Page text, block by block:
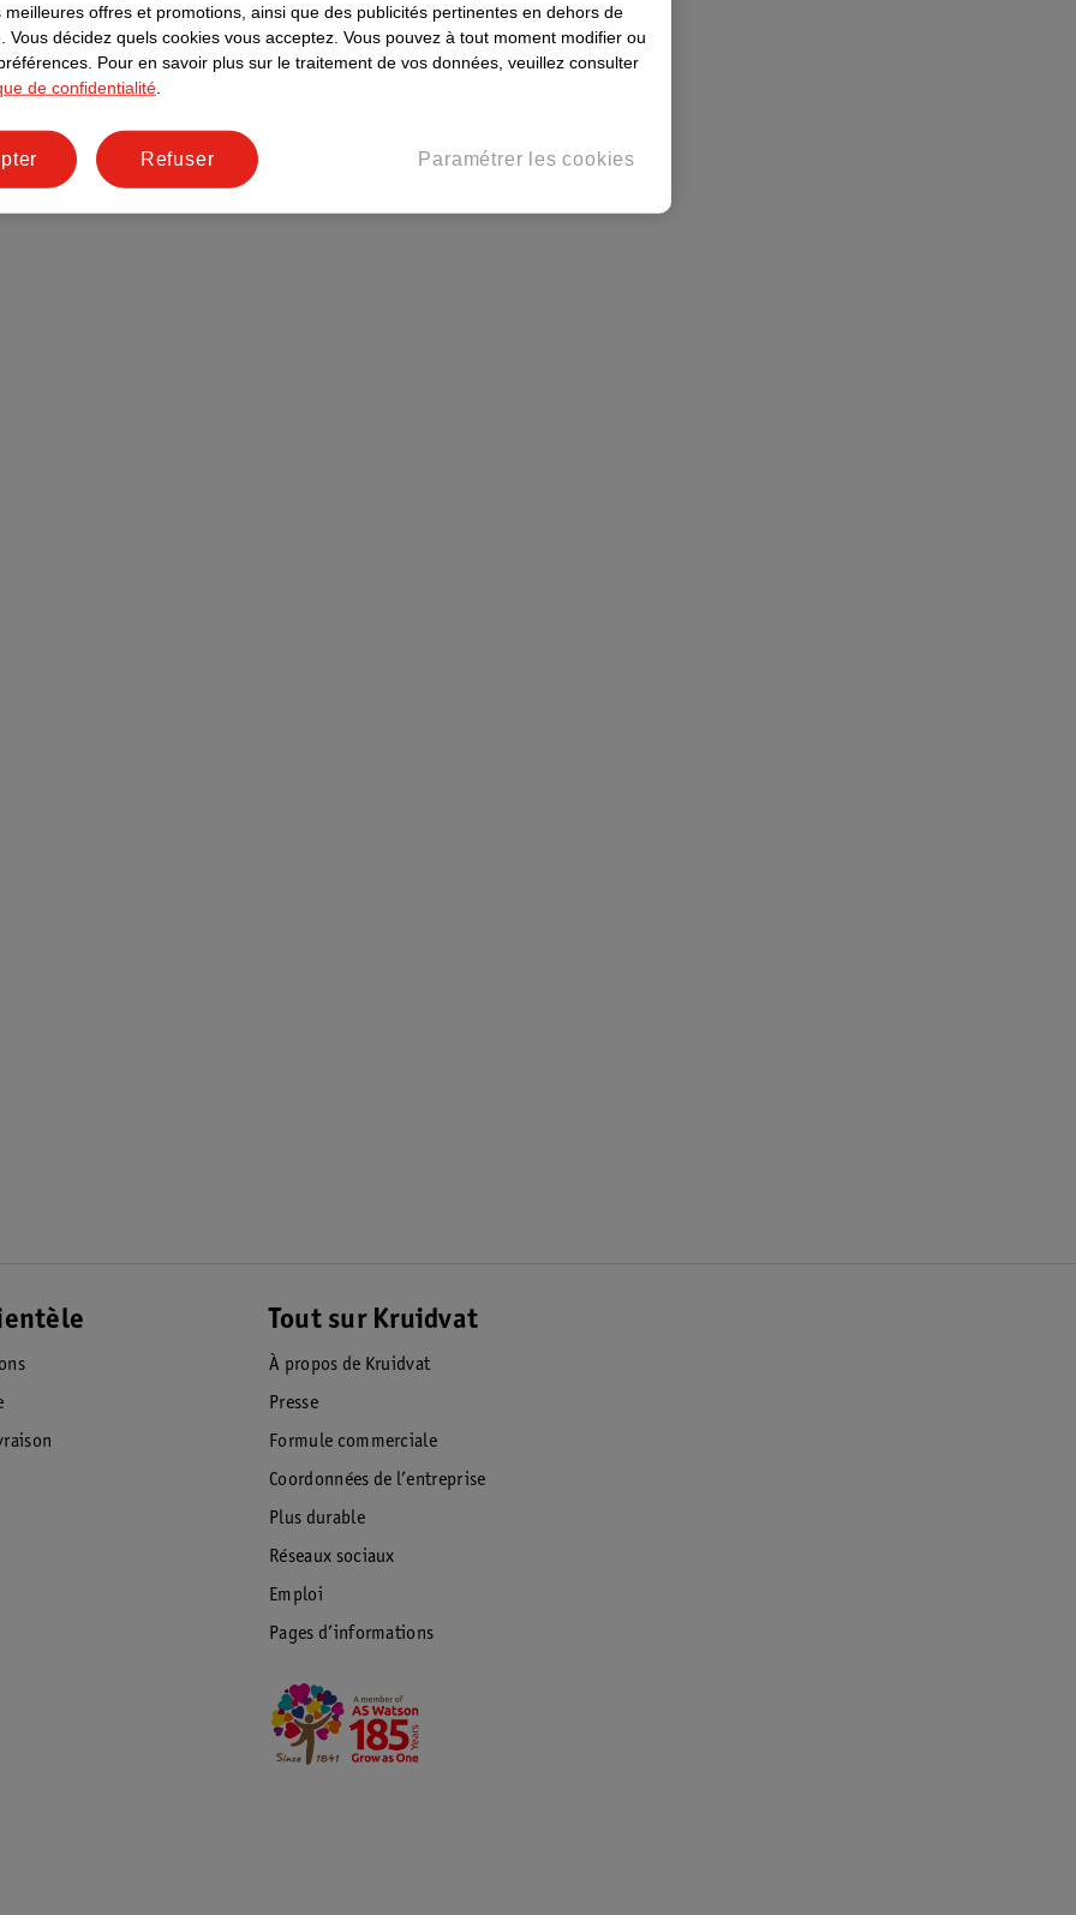
Tout sur Kruidvat
À propos de Kruidvat
Presse
Formule commerciale
Coordonnées de l’entreprise
Plus durable
Réseaux sociaux
Emploi
Pages d’informations
meilleures offres et promotions, ainsi que des publicités pertinentes en dehors de
Vous décidez quels cookies vous acceptez. Vous pouvez à tout moment modifier ou
Pour en savoir plus sur le traitement de vos données, veuillez consulter
de confidentialité
Paramétrer les cookies
Refuser